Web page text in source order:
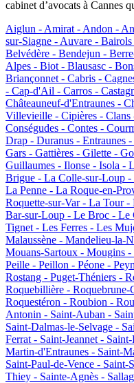
cabinet d’avocats à Cannes
Aiglun - Amirat - Andon -
sur-Siagne - Auvare - Bairols
Belvédère - Bendejun -
Alpes - Biot - Blausasc -
Briançonnet - Cabris -
- Cap-d'Ail - Carros -
Châteauneuf-d'Entraunes -
Villevieille - Cipières - Clans
Conségudes - Contes -
Drap - Duranus - Entraunes -
Gars - Gattières - Gilette -
Guillaumes - Ilonse - Isola -
Brigue - La Colle-sur-Loup -
La Penne - La Roque-en-
Roquette-sur-Var - La Tour -
Bar-sur-Loup - Le Broc - Le
Tignet - Les Ferres - Les
Malaussène - Mandelieu-la-
Mouans-Sartoux - Mougins -
Peille - Peillon - Péone -
Rostang - Puget-Théniers -
Roquebillière - Roquebrune-
Roquestéron - Roubion -
Antonin - Saint-Auban -
Saint-Dalmas-le-Selvage -
Ferrat - Saint-Jeannet -
Martin-d'Entraunes - Saint-
Saint-Paul-de-Vence - Saint-
Thiey - Sainte-Agnès -